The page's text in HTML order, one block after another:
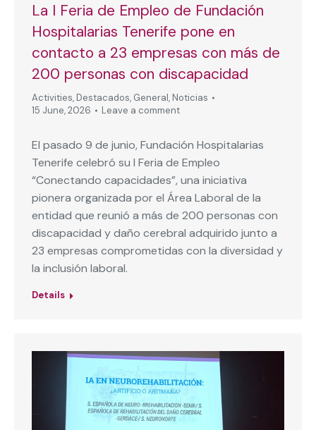
La I Feria de Empleo de Fundación
Hospitalarias Tenerife pone en
contacto a 23 empresas con más de
200 personas con discapacidad
Activities, Destacados, General, Noticias
15 June, 2026
Leave a comment
El pasado 9 de junio, Fundación Hospitalarias
Tenerife celebró su I Feria de Empleo
“Conectando capacidades”, una iniciativa
pionera organizada por el Área Laboral de la
entidad que reunió a más de 200 personas con
discapacidad y daño cerebral adquirido junto a
23 empresas comprometidas con la diversidad y
la inclusión laboral.
Details